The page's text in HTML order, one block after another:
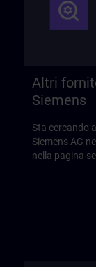
Altri
Siemens
Sta cercando
Siemens AG
nella pagina